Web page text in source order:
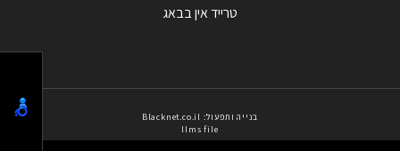
טרייד אין בבאג
בנייה ותפעול: Blacknet.co.il
llms file